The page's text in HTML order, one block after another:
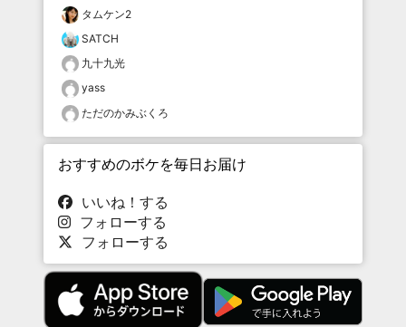
タムケン2
SATCH
九十九光
yass
ただのかみぶくろ
おすすめのボケを毎日お届け
いいね！する
フォローする
フォローする